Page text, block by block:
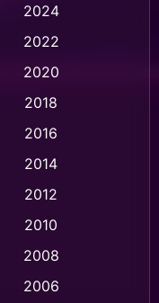
(1)
(1)
2024
2022
2020
2018
2016
2014
2012
2010
2008
2006